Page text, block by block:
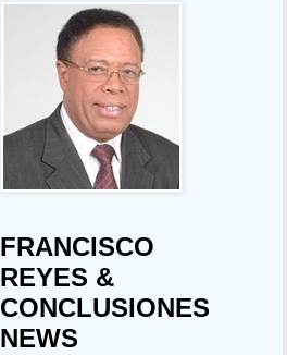
FRANCISCO
REYES &
CONCLUSIONES
NEWS